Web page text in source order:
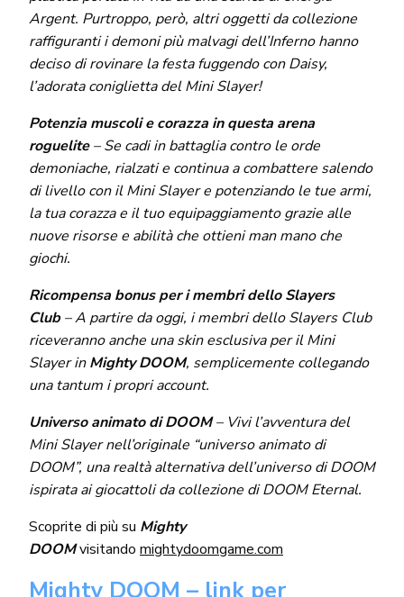
Argent. Purtroppo, però, altri oggetti da collezione
raffiguranti i demoni più malvagi dell’Inferno hanno
deciso di rovinare la festa fuggendo con Daisy,
l’adorata coniglietta del Mini Slayer!
Potenzia muscoli e corazza in questa arena
roguelite– Se cadi in battaglia contro le orde
demoniache, rialzati e continua a combattere salendo
di livello con il Mini Slayer e potenziando le tue armi,
la tua corazza e il tuo equipaggiamento grazie alle
nuove risorse e abilità che ottieni man mano che
giochi.
Ricompensa bonus per i membri dello Slayers
Club– A partire da oggi, i membri dello Slayers Club
riceveranno anche una skin esclusiva per il Mini
Slayer inMighty DOOM, semplicemente collegando
una tantum i propri account.
Universo animato di DOOM– Vivi l’avventura del
Mini Slayer nell’originale “universo animato di
DOOM”, una realtà alternativa dell’universo di DOOM
ispirata ai giocattoli da collezione di DOOM Eternal.
Scoprite di più su Mighty
DOOMvisitando mightydoomgame.com
Mighty DOOM – link per